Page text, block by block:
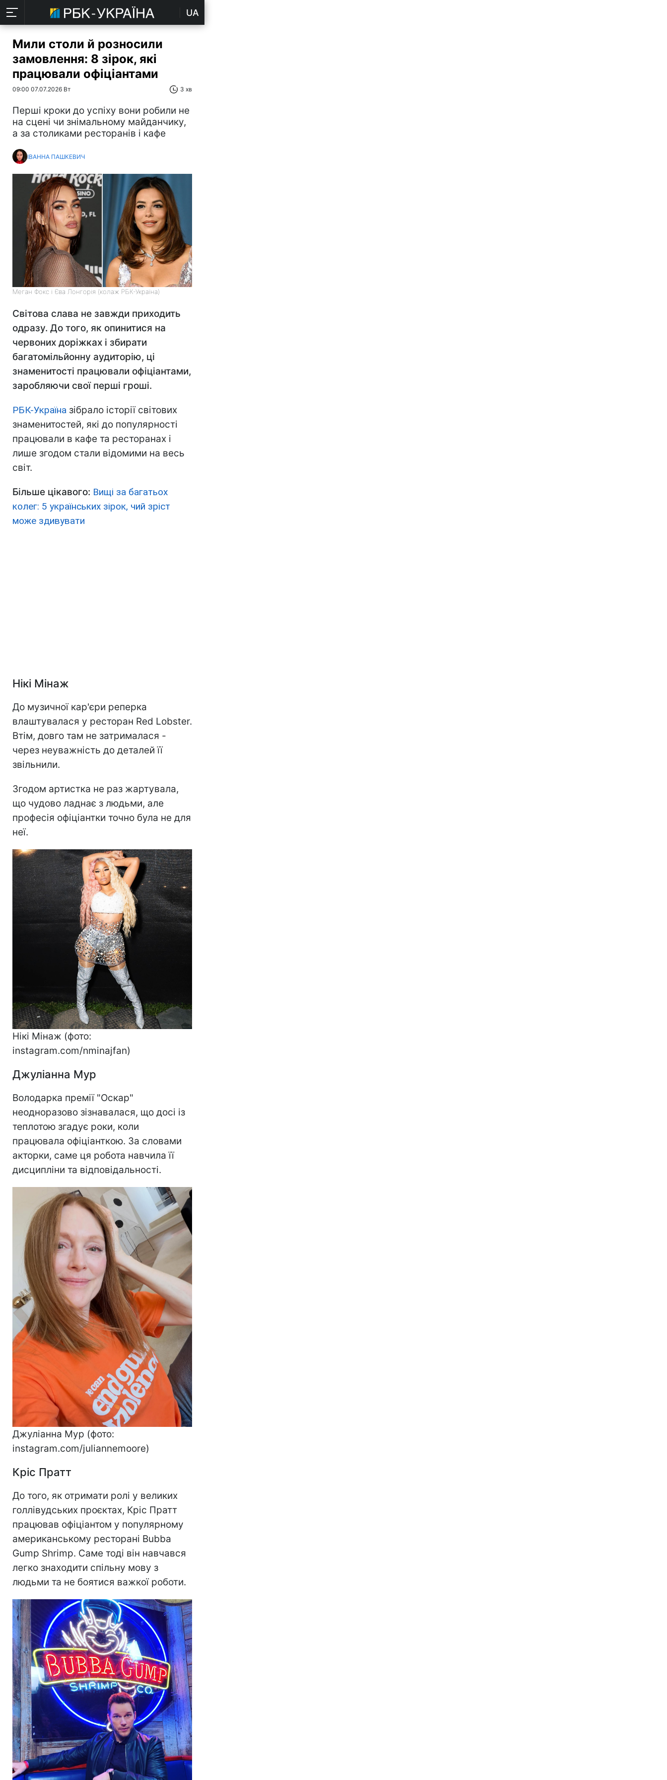
UA
Мили столи й розносили
замовлення: 8 зірок, які
працювали офіціантами
09:00 07.07.2026 Вт 3 хв
Перші кроки до успіху вони робили не
на сцені чи знімальному майданчику,
а за столиками ресторанів і кафе
ІВАННА ПАШКЕВИЧ
Меган Фокс і Єва Лонгорія (колаж РБК-Україна)
Світова слава не завжди приходить
одразу. До того, як опинитися на
червоних доріжках і збирати
багатомільйонну аудиторію, ці
знаменитості працювали офіціантами,
заробляючи свої перші гроші.
РБК-Україна зібрало історії світових
знаменитостей, які до популярності
працювали в кафе та ресторанах і
лише згодом стали відомими на весь
світ.
Більше цікавого: Вищі за багатьох
колег: 5 українських зірок, чий зріст
може здивувати
Нікі Мінаж
До музичної кар'єри реперка
влаштувалася у ресторан Red Lobster.
Втім, довго там не затрималася -
через неуважність до деталей її
звільнили.
Згодом артистка не раз жартувала,
що чудово ладнає з людьми, але
професія офіціантки точно була не для
неї.
Нікі Мінаж (фото:
instagram.com/nminajfan)
Джуліанна Мур
Володарка премії "Оскар"
неодноразово зізнавалася, що досі із
теплотою згадує роки, коли
працювала офіціанткою. За словами
акторки, саме ця робота навчила її
дисципліни та відповідальності.
Джуліанна Мур (фото:
instagram.com/juliannemoore)
Кріс Пратт
До того, як отримати ролі у великих
голлівудських проєктах, Кріс Пратт
працював офіціантом у популярному
американському ресторані Bubba
Gump Shrimp. Саме тоді він навчався
легко знаходити спільну мову з
людьми та не боятися важкої роботи.